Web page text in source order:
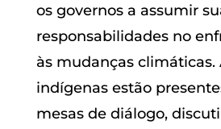
os governos a assumir
responsabilidades no
às mudanças climáticas.
indígenas estão
mesas de diálogo,